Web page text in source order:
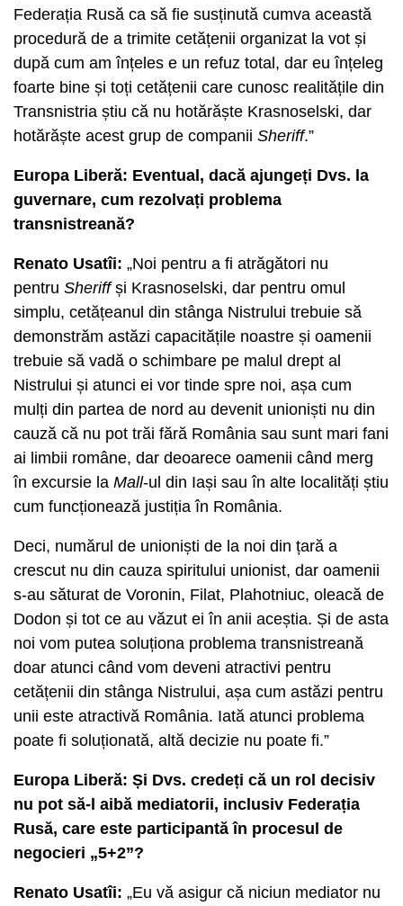
Federația Rusă ca să fie susținută cumva această
procedură de a trimite cetățenii organizat la vot și
după cum am înțeles e un refuz total, dar eu înțeleg
foarte bine și toți cetățenii care cunosc realitățile din
Transnistria știu că nu hotărăște Krasnoselski, dar
hotărăște acest grup de companii Sheriff.”
Europa Liberă: Eventual, dacă ajungeți Dvs. la
guvernare, cum rezolvați problema
transnistreană?
Renato Usatîi: „Noi pentru a fi atrăgători nu
pentru Sheriffși Krasnoselski, dar pentru omul
simplu, cetățeanul din stânga Nistrului trebuie să
demonstrăm astăzi capacitățile noastre și oamenii
trebuie să vadă o schimbare pe malul drept al
Nistrului și atunci ei vor tinde spre noi, așa cum
mulți din partea de nord au devenit unioniști nu din
cauză că nu pot trăi fără România sau sunt mari fani
ai limbii române, dar deoarece oamenii când merg
în excursie la Mall-ul din Iași sau în alte localități știu
cum funcționează justiția în România.
Deci, numărul de unioniști de la noi din țară a
crescut nu din cauza spiritului unionist, dar oamenii
s-au săturat de Voronin, Filat, Plahotniuc, oleacă de
Dodon și tot ce au văzut ei în anii aceștia. Și de asta
noi vom putea soluționa problema transnistreană
doar atunci când vom deveni atractivi pentru
cetățenii din stânga Nistrului, așa cum astăzi pentru
unii este atractivă România. Iată atunci problema
poate fi soluționată, altă decizie nu poate fi.”
Europa Liberă: Și Dvs. credeți că un rol decisiv
nu pot să-l aibă mediatorii, inclusiv Federația
Rusă, care este participantă în procesul de
negocieri „5+2”?
Renato Usatîi: „Eu vă asigur că niciun mediator nu